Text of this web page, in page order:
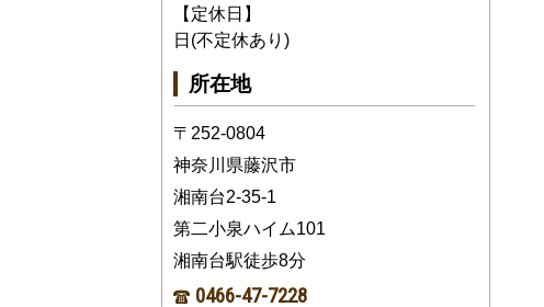
【定休日】
日(不定休あり)
所在地
〒252-0804
神奈川県藤沢市
湘南台2-35-1
第二小泉ハイム101
湘南台駅徒歩8分
0466-47-7228